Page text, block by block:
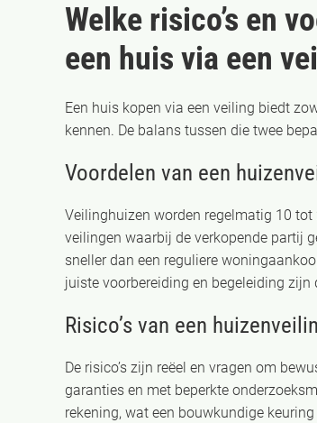
Welke risico’s en
een huis via een
Een huis kopen via een veiling biedt
kennen. De balans tussen die twee
Voordelen van een
Veilinghuizen worden regelmatig 10
veilingen waarbij de verkopende partij
sneller dan een reguliere
juiste voorbereiding en begeleiding zijn
Risico’s van een
De risico’s zijn reëel en vragen om
garanties en met beperkte
rekening, wat een bouwkundige